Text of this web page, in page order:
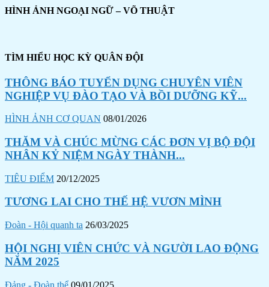
HÌNH ẢNH NGOẠI NGỮ – VÕ THUẬT
TÌM HIỂU HỌC KỲ QUÂN ĐỘI
THÔNG BÁO TUYỂN DỤNG CHUYÊN VIÊN
NGHIỆP VỤ ĐÀO TẠO VÀ BỒI DƯỠNG KỸ...
HÌNH ẢNH CƠ QUAN 08/01/2026
THĂM VÀ CHÚC MỪNG CÁC ĐƠN VỊ BỘ ĐỘI
NHÂN KỶ NIỆM NGÀY THÀNH...
TIÊU ĐIỂM 20/12/2025
TƯƠNG LAI CHO THẾ HỆ VƯƠN MÌNH
Đoàn - Hội quanh ta 26/03/2025
HỘI NGHỊ VIÊN CHỨC VÀ NGƯỜI LAO ĐỘNG
NĂM 2025
Đảng - Đoàn thể 09/01/2025